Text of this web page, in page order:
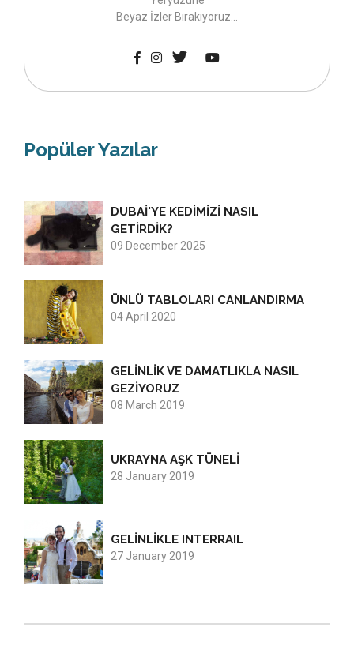
Beyaz İzler Bırakıyoruz...
Popüler Yazılar
DUBAİ'YE KEDİMİZİ NASIL
GETİRDİK?
09 December 2025
ÜNLÜ TABLOLARI CANLANDIRMA
04 April 2020
GELİNLİK VE DAMATLIKLA NASIL
GEZİYORUZ
08 March 2019
UKRAYNA AŞK TÜNELİ
28 January 2019
GELİNLİKLE INTERRAIL
27 January 2019